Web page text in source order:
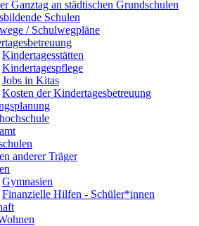
Ganztag an städtischen Grundschulen
Schulen
/ Schulwegpläne
Kindertagesstätten
Kindertagespflege
Jobs in Kitas
Kosten der Kindertagesbetreuung
anderer Träger
Gymnasien
Finanzielle Hilfen - Schüler*innen